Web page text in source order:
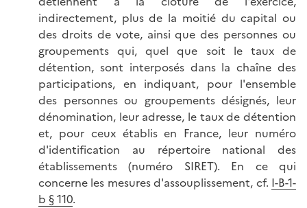
indirectement, plus de la moitié du capital ou
des droits de vote, ainsi que des personnes ou
groupements qui, quel que soit le taux de
détention, sont interposés dans la chaîne des
participations, en indiquant, pour l'ensemble
des personnes ou groupements désignés, leur
dénomination, leur adresse, le taux de détention
et, pour ceux établis en France, leur numéro
d'identification au répertoire national des
établissements (numéro SIRET). En ce qui
concerne les mesures d'assouplissement, cf. I-B-1-
b § 110.